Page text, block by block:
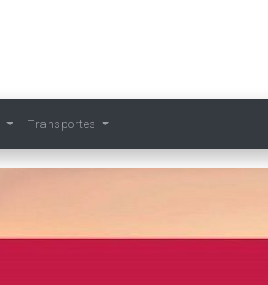
Transportes